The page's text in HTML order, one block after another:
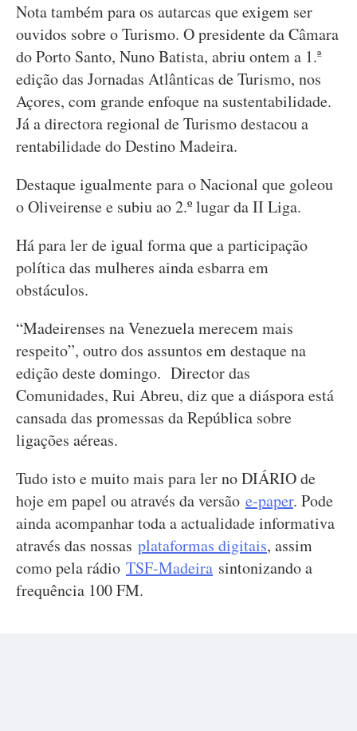
Nota também para os autarcas que exigem ser
ouvidos sobre o Turismo. O presidente da Câmara
do Porto Santo, Nuno Batista, abriu ontem a 1.ª
edição das Jornadas Atlânticas de Turismo, nos
Açores, com grande enfoque na sustentabilidade.
Já a directora regional de Turismo destacou a
rentabilidade do Destino Madeira.
Destaque igualmente para o Nacional que goleou
o Oliveirense e subiu ao 2.º lugar da II Liga.
Há para ler de igual forma que a participação
política das mulheres ainda esbarra em
obstáculos.
“Madeirenses na Venezuela merecem mais
respeito”, outro dos assuntos em destaque na
edição deste domingo. Director das
Comunidades, Rui Abreu, diz que a diáspora está
cansada das promessas da República sobre
ligações aéreas.
Tudo isto e muito mais para ler no DIÁRIO de
hoje em papel ou através da versão e-paper. Pode
ainda acompanhar toda a actualidade informativa
através das nossas plataformas digitais, assim
como pela rádio TSF-Madeira sintonizando a
frequência 100 FM.